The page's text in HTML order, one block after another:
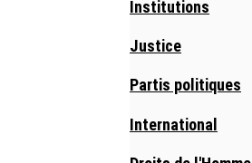
Institutions
Justice
Partis politiques
International